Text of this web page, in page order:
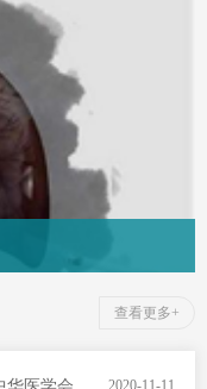
查看更多+